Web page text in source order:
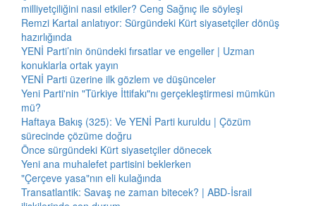
milliyetçiliğini nasıl etkiler? Ceng Sağnıç ile söyleşi
Remzi Kartal anlatıyor: Sürgündeki Kürt siyasetçiler dönüş
hazırlığında
YENİ Parti’nin önündeki fırsatlar ve engeller | Uzman
konuklarla ortak yayın
YENİ Parti üzerine ilk gözlem ve düşünceler
Yeni Parti'nin "Türkiye İttifakı"nı gerçekleştirmesi mümkün
mü?
Haftaya Bakış (325): Ve YENİ Parti kuruldu | Çözüm
sürecinde çözüme doğru
Önce sürgündeki Kürt siyasetçiler dönecek
Yeni ana muhalefet partisini beklerken
"Çerçeve yasa"nın eli kulağında
Transatlantik: Savaş ne zaman bitecek? | ABD-İsrail